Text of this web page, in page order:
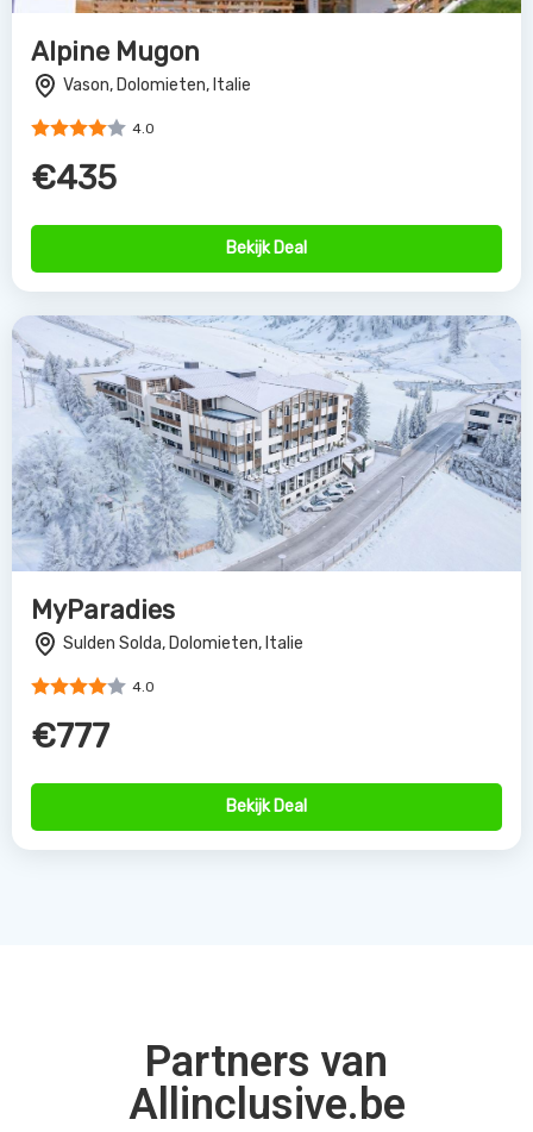
Alpine Mugon
Vason, Dolomieten, Italie
4.0
€435
Bekijk Deal
MyParadies
Sulden Solda, Dolomieten, Italie
4.0
€777
Bekijk Deal
Partners van
Allinclusive.be